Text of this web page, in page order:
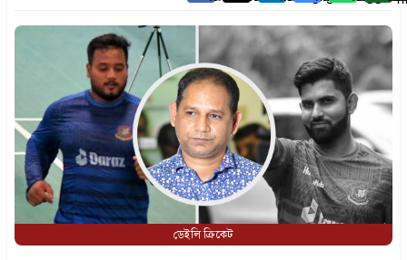
ডেইলি ক্রিকেট